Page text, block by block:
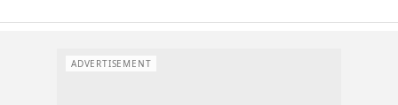
ADVERTISEMENT